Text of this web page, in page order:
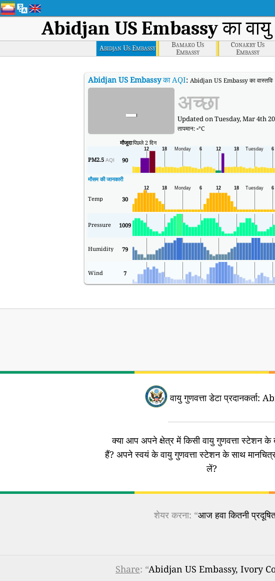
Abidjan US Embassyका
Abidjan Us Embassy
Bamako Us
Embassy
Conakry Us
Embassy
Abidjan US Embassyका AQI: Abidjan US Embassy का
- अच्छा
Updated on Tuesday, Mar 4th
तापमान:-°C
मौजूदापिछले 2 दिन
PM2.5 AQI 90
मौसम की जानकारी
Temp 30
Pressure 1009
Humidity 79
Wind 7
वायु गुणवत्ता डेटा प्रदानकर्ता:
क्या आप अपने क्षेत्र में किसी वायु गुणवत्ता स्टेशन के
हैं? अपने स्वयं के वायु गुणवत्ता स्टेशन के साथ
लें?
शेयर करना: “आज हवा कितनी
Share: “Abidjan US Embassy, Ivory